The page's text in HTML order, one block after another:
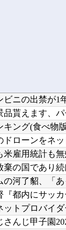
キング(食べ物
米雇用統計も
棄の国であり
ットプロバイ